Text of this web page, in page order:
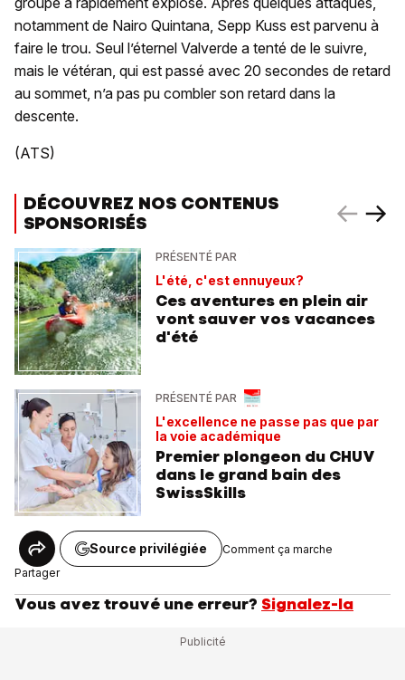
notamment de Nairo Quintana, Sepp Kuss est parvenu à
faire le trou. Seul l’éternel Valverde a tenté de le suivre,
mais le vétéran, qui est passé avec 20 secondes de retard
au sommet, n’a pas pu combler son retard dans la
descente.
(ATS)
DÉCOUVREZ NOS CONTENUS
SPONSORISÉS
PRÉSENTÉ PAR
L'été, c'est ennuyeux?
Ces aventures en plein air
vont sauver vos vacances
d'été
PRÉSENTÉ PAR
L'excellence ne passe pas que par
la voie académique
Premier plongeon du CHUV
dans le grand bain des
SwissSkills
Partager
Source privilégiée Comment ça marche
Vous avez trouvé une erreur? Signalez-la